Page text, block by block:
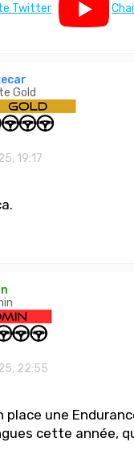
Twitter
Gold
19:17
22:55
place une
cette année,